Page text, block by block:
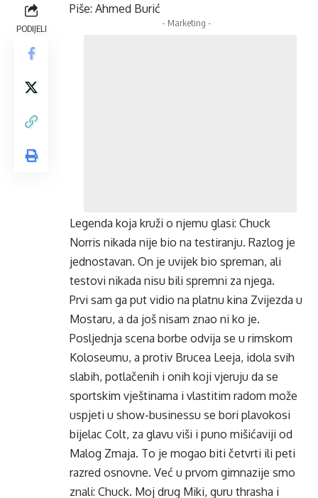
PODIJELI
Piše: Ahmed Burić
- Marketing -
Legenda koja kruži o njemu glasi: Chuck
Norris nikada nije bio na testiranju. Razlog je
jednostavan. On je uvijek bio spreman, ali
testovi nikada nisu bili spremni za njega.
Prvi sam ga put vidio na platnu kina Zvijezda u
Mostaru, a da još nisam znao ni ko je.
Posljednja scena borbe odvija se u rimskom
Koloseumu, a protiv Brucea Leeja, idola svih
slabih, potlačenih i onih koji vjeruju da se
sportskim vještinama i vlastitim radom može
uspjeti u show-businessu se bori plavokosi
bijelac Colt, za glavu viši i puno mišićaviji od
Malog Zmaja. To je mogao biti četvrti ili peti
razred osnovne. Već u prvom gimnazije smo
znali: Chuck. Moj drug Miki, guru thrasha i